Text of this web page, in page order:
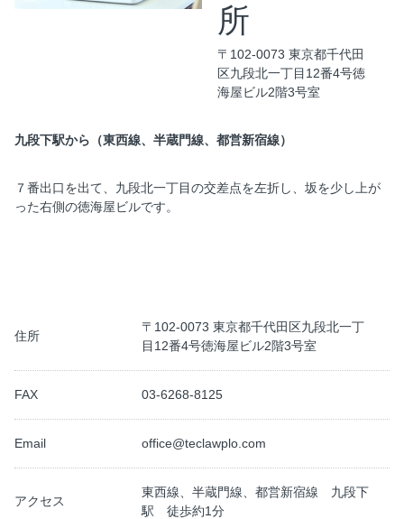
所
〒102-0073 東京都千代田
区九段北一丁目12番4号徳
海屋ビル2階3号室
九段下駅から（東西線、半蔵門線、都営新宿線）
７番出口を出て、九段北一丁目の交差点を左折し、坂を少し上が
った右側の徳海屋ビルです。
住所
〒102-0073 東京都千代田区九段北一丁
目12番4号徳海屋ビル2階3号室
FAX 03-6268-8125
Email office@teclawplo.com
アクセス
東西線、半蔵門線、都営新宿線 九段下
駅 徒歩約1分